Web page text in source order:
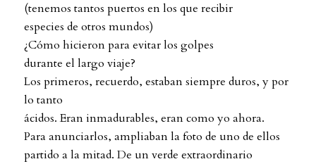
(tenemos tantos puertos en los que recibir
especies de otros mundos)
¿Cómo hicieron para evitar los golpes
durante el largo viaje?
Los primeros, recuerdo, estaban siempre duros, y por
lo tanto
ácidos. Eran inmadurables, eran como yo ahora.
Para anunciarlos, ampliaban la foto de uno de ellos
partido a la mitad. De un verde extraordinario